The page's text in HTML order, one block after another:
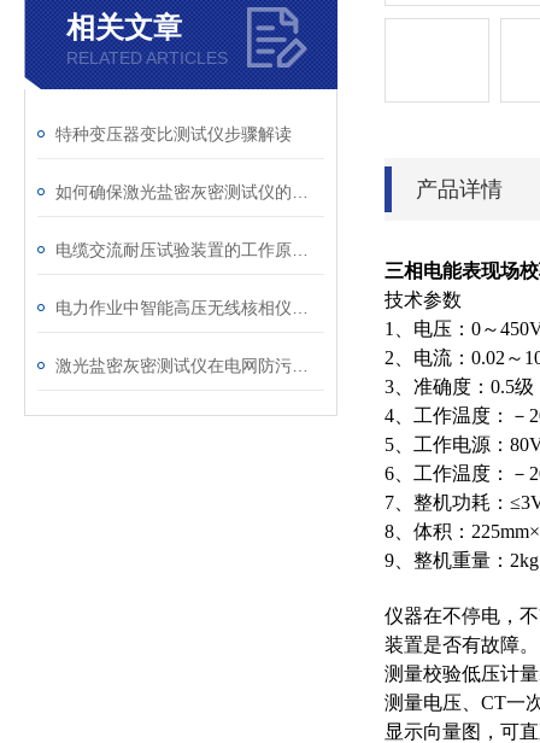
相关文章
RELATED ARTICLES
特种变压器变比测试仪步骤解读
产品详情
三相电能表现场
技术参数
1、电压：0～
2、电流：0.02～
3、准确度：0.5级
4、工作温度：
5、工作电源：
6、工作温度：－
7、整机功耗：
8、体积：
9、整机重量：2kg
仪器在不停电，
装置是否有故障。
测量校验低压计
测量电压、CT一
显示向量图，可